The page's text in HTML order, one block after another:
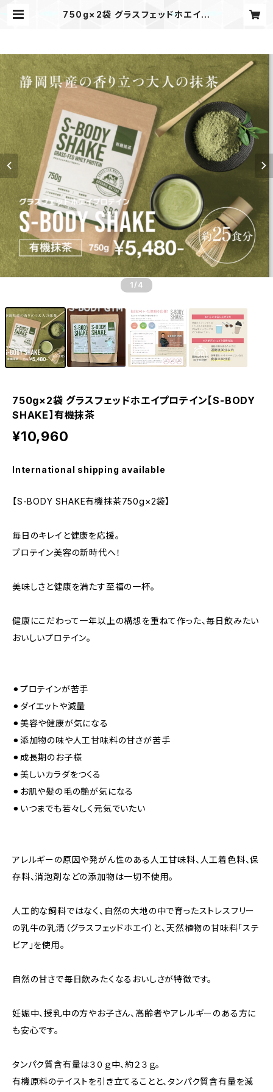
750g×2袋 グラスフェッドホエイプ
1 /4
750g×2袋 グラスフェッドホエイプロテイン【S-BODY
SHAKE】有機抹茶
¥10,960
International shipping available
【S-BODY SHAKE有機抹茶750g×2袋】
毎日のキレイと健康を応援。
プロテイン美容の新時代へ！
美味しさと健康を満たす至福の一杯。
健康にこだわって一年以上の構想を重ねて作った、毎日飲みたい
おいしいプロテイン。
⚫︎プロテインが苦手
⚫︎ダイエットや減量
⚫︎美容や健康が気になる
⚫︎添加物の味や人工甘味料の甘さが苦手
⚫︎成長期のお子様
⚫︎美しいカラダをつくる
⚫︎お肌や髪の毛の艶が気になる
⚫︎いつまでも若々しく元気でいたい
アレルギーの原因や発がん性のある人工甘味料、人工着色料、保
存料、消泡剤などの添加物は一切不使用。
人工的な飼料ではなく、自然の大地の中で育ったストレスフリー
の乳牛の乳清（グラスフェッドホエイ）と、天然植物の甘味料「ステ
ビア」を使用。
自然の甘さで毎日飲みたくなるおいしさが特徴です。
妊娠中、授乳中の方やお子さん、高齢者やアレルギーのある方に
も安心です。
タンパク質含有量は３０ｇ中、約２３ｇ。
有機原料のテイストを引き立てることと、タンパク質含有量を減